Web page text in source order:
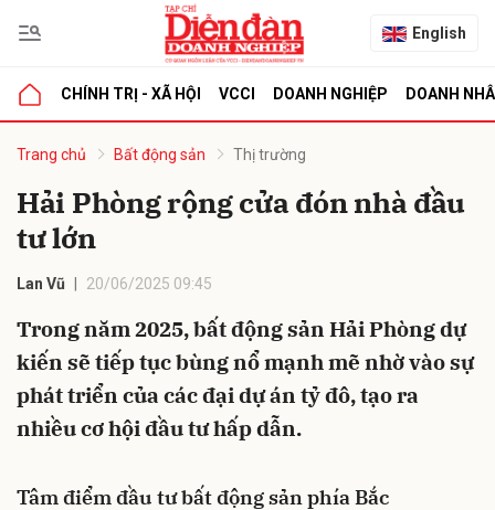
English
CHÍNH TRỊ - XÃ HỘI VCCI DOANH NGHIỆP DOANH
Trang chủ Bất động sản Thị trường
Hải Phòng rộng cửa đón nhà đầu
tư lớn
Lan Vũ 20/06/2025 09:45
Trong năm 2025, bất động sản Hải Phòng dự
kiến sẽ tiếp tục bùng nổ mạnh mẽ nhờ vào sự
phát triển của các đại dự án tỷ đô, tạo ra
nhiều cơ hội đầu tư hấp dẫn.
Tâm điểm đầu tư bất động sản phía Bắc
luận
Hủy